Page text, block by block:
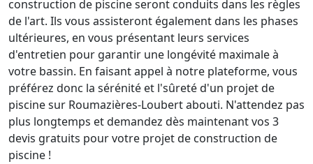
construction de piscine seront conduits dans les règles
de l'art. Ils vous assisteront également dans les phases
ultérieures, en vous présentant leurs services
d'entretien pour garantir une longévité maximale à
votre bassin. En faisant appel à notre plateforme, vous
préférez donc la sérénité et l'sûreté d'un projet de
piscine sur Roumazières-Loubert abouti. N'attendez pas
plus longtemps et demandez dès maintenant vos 3
devis gratuits pour votre projet de construction de
piscine !